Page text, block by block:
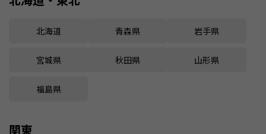
北海道 青森県 岩手県
宮城県 秋田県 山形県
福島県
関東